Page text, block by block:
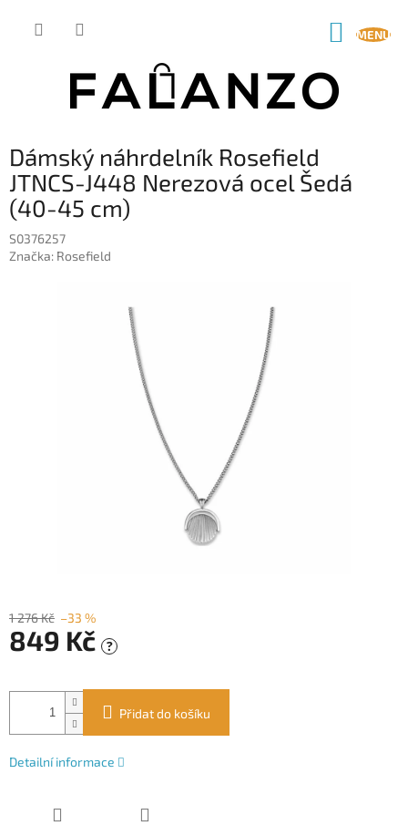
Dámský náhrdelník Rosefield
JTNCS-J448 Nerezová ocel Šedá
(40-45 cm)
S0376257
Značka: Rosefield
1 276 Kč –33 %
849 Kč ?
cena:
Přidat do košíku
Detailní informace